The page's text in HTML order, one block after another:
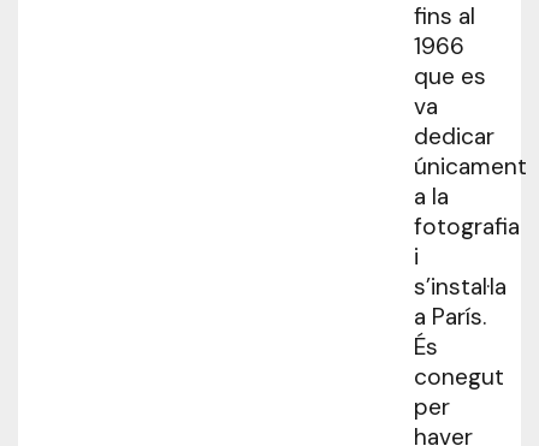
fins al
1966
que es
va
dedicar
únicament
a la
fotografia
i
s’instal·la
a París.
És
conegut
per
haver